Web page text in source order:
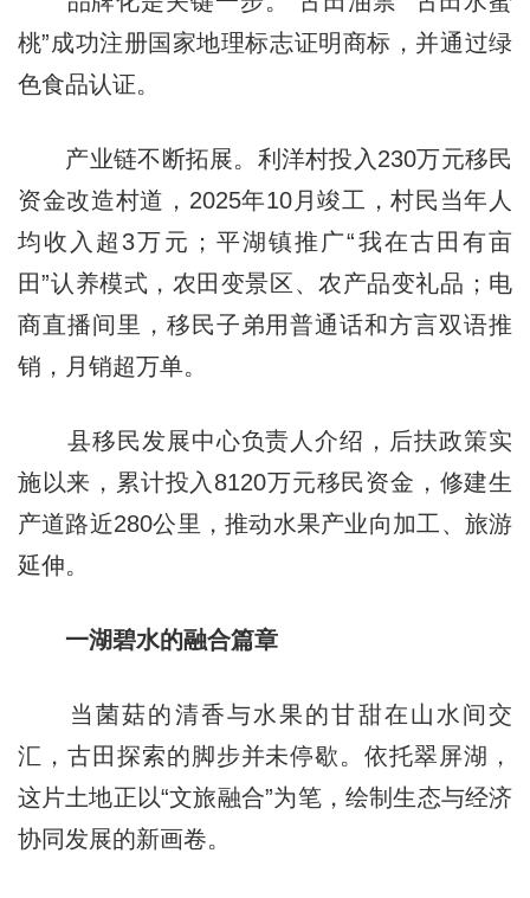
桃”成功注册国家地理标志证明商标，并通过绿
色食品认证。
产业链不断拓展。利洋村投入230万元移民
资金改造村道，2025年10月竣工，村民当年人
均收入超3万元；平湖镇推广“我在古田有亩
田”认养模式，农田变景区、农产品变礼品；电
商直播间里，移民子弟用普通话和方言双语推
销，月销超万单。
县移民发展中心负责人介绍，后扶政策实
施以来，累计投入8120万元移民资金，修建生
产道路近280公里，推动水果产业向加工、旅游
延伸。
一湖碧水的融合篇章
当菌菇的清香与水果的甘甜在山水间交
汇，古田探索的脚步并未停歇。依托翠屏湖，
这片土地正以“文旅融合”为笔，绘制生态与经济
协同发展的新画卷。